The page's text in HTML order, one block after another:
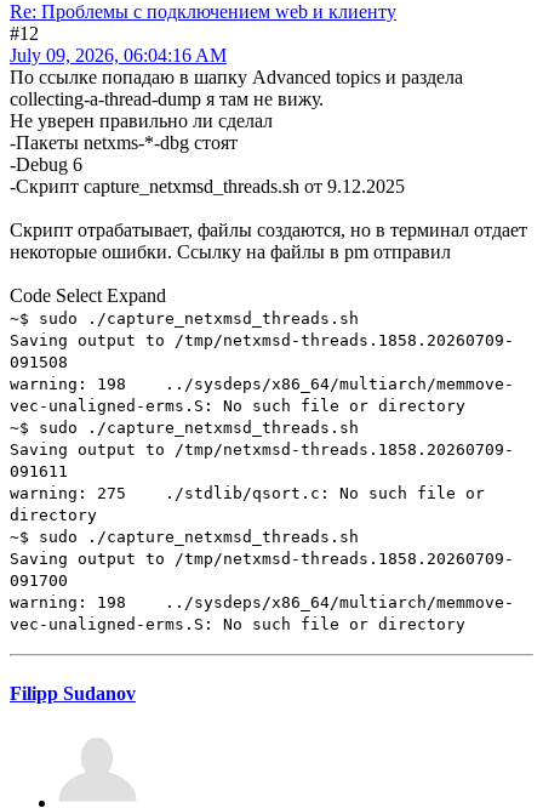
Re: Проблемы с подключением web и клиенту
#12
July 09, 2026, 06:04:16 AM
По ссылке попадаю в шапку Advanced topics и раздела
collecting-a-thread-dump я там не вижу.
Не уверен правильно ли сделал
-Пакеты netxms-*-dbg стоят
-Debug 6
-Скрипт capture_netxmsd_threads.sh от 9.12.2025
Скрипт отрабатывает, файлы создаются, но в терминал отдает
некоторые ошибки. Ссылку на файлы в pm отправил
Code Select Expand
~$ sudo ./capture_netxmsd_threads.sh
Saving output to /tmp/netxmsd-threads.1858.20260709-
091508
warning: 198 ../sysdeps/x86_64/multiarch/memmove-
vec-unaligned-erms.S: No such file or directory
~$ sudo ./capture_netxmsd_threads.sh
Saving output to /tmp/netxmsd-threads.1858.20260709-
091611
warning: 275 ./stdlib/qsort.c: No such file or
directory
~$ sudo ./capture_netxmsd_threads.sh
Saving output to /tmp/netxmsd-threads.1858.20260709-
091700
warning: 198 ../sysdeps/x86_64/multiarch/memmove-
vec-unaligned-erms.S: No such file or directory
Filipp Sudanov